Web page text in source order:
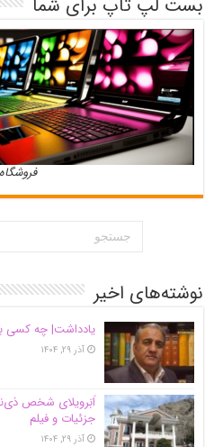
نوشته‌های اخیر
یادداشت| ‌چه کسی
آذر ۲۹, ۱۴۰۴
اَبَر‌ویلای شخص
جزئیات و فیلم
آذر ۲۹, ۱۴۰۴